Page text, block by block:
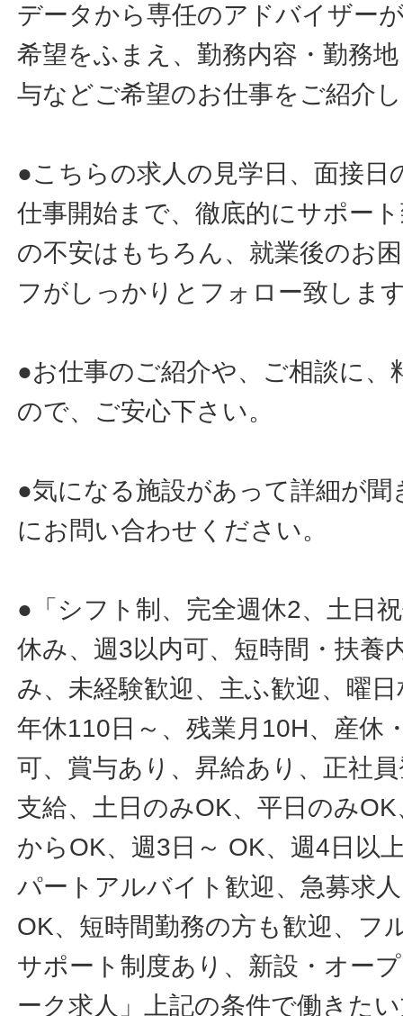
データから専任のアドバイザー
希望をふまえ、勤務内容・勤務
与などご希望のお仕事をご紹介
●こちらの求人の見学日、面接日
仕事開始まで、徹底的にサポー
の不安はもちろん、就業後のお
フがしっかりとフォロー致しま
●お仕事のご紹介や、ご相談に
ので、ご安心下さい。
●気になる施設があって詳細が
にお問い合わせください。
●「シフト制、完全週休2、土日
休み、週3以内可、短時間・扶養
み、未経験歓迎、主ふ歓迎、曜
年休110日～、残業月10H、産休
可、賞与あり、昇給あり、正社
支給、土日のみOK、平日のみ
からOK、週3日～ OK、週4日以
パートアルバイト歓迎、急募求
OK、短時間勤務の方も歓迎、フ
サポート制度あり、新設・オー
ーク求人」上記の条件で働きた